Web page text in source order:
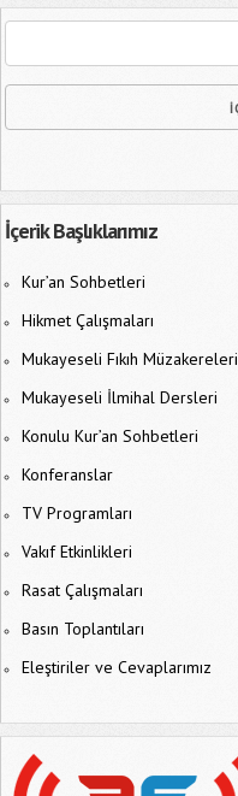
İçerik Başlıklarımız
Kur’an Sohbetleri
Hikmet Çalışmaları
Mukayeseli Fıkıh Müzakereleri
Mukayeseli İlmihal Dersleri
Konulu Kur’an Sohbetleri
Konferanslar
TV Programları
Vakıf Etkinlikleri
Rasat Çalışmaları
Basın Toplantıları
Eleştiriler ve Cevaplarımız